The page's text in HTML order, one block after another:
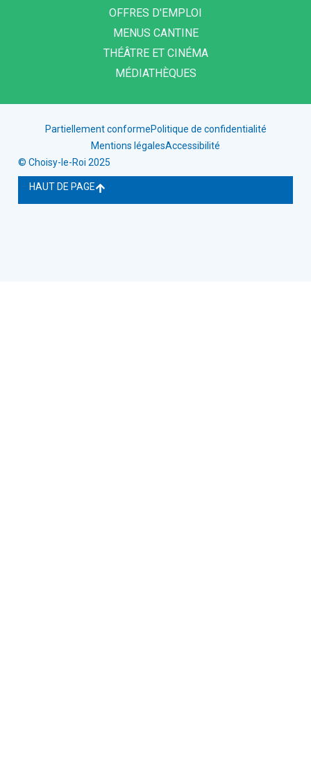
OFFRES D'EMPLOI
MENUS CANTINE
THÉÂTRE ET CINÉMA
MÉDIATHÈQUES
Partiellement conformePolitique de confidentialité
Mentions légalesAccessibilité
© Choisy-le-Roi 2025
HAUT DE PAGE